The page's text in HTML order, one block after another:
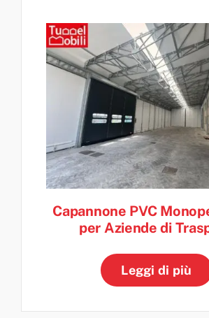
Capannone PVC
per Aziende di
Leggi di più